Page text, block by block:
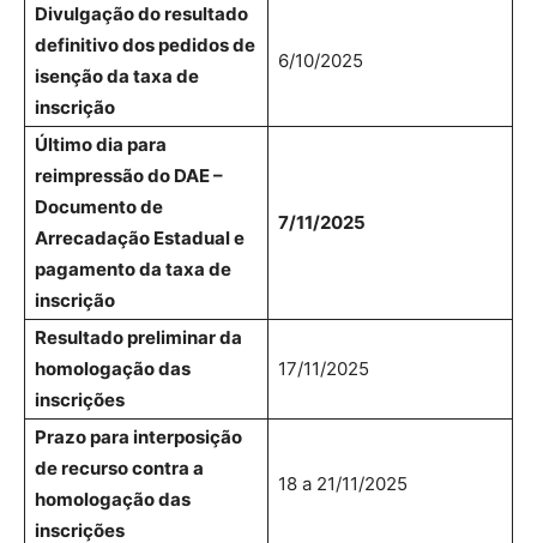
Divulgação do resultado
definitivo dos pedidos de
isenção da taxa de
inscrição
6/10/2025
Último dia para
reimpressão do DAE –
Documento de
Arrecadação Estadual e
pagamento da taxa de
inscrição
7/11/2025
Resultado preliminar da
homologação das
inscrições
17/11/2025
Prazo para interposição
de recurso contra a
homologação das
inscrições
18 a 21/11/2025